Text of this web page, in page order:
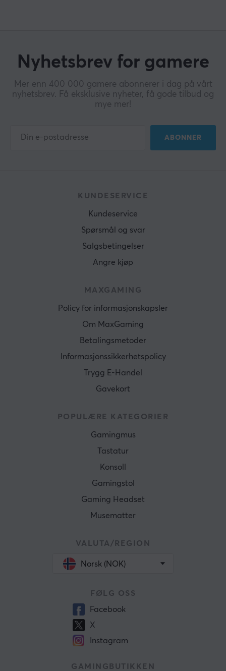
Nyhetsbrev for gamere
Mer enn 400 000 gamere abonnerer i dag på vårt
nyhetsbrev. Få eksklusive nyheter, få gode tilbud og
mye mer!
ABONNER
KUNDESERVICE
Kundeservice
Spørsmål og svar
Salgsbetingelser
Angre kjøp
MAXGAMING
Policy for informasjonskapsler
Om MaxGaming
Betalingsmetoder
Informasjonssikkerhetspolicy
Trygg E-Handel
Gavekort
POPULÆRE KATEGORIER
Gamingmus
Tastatur
Konsoll
Gamingstol
Gaming Headset
Musematter
VALUTA/REGION
Norsk (NOK)
FØLG OSS
Facebook
X
Instagram
GAMINGBUTIKKEN